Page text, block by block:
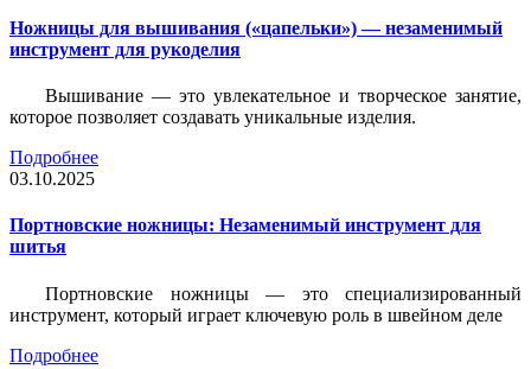
Ножницы для вышивания («цапельки») — незаменимый
инструмент для рукоделия
Вышивание — это увлекательное и творческое занятие,
которое позволяет создавать уникальные изделия.
Подробнее
03.10.2025
Портновские ножницы: Незаменимый инструмент для
шитья
Портновские ножницы — это специализированный
инструмент, который играет ключевую роль в швейном деле
Подробнее